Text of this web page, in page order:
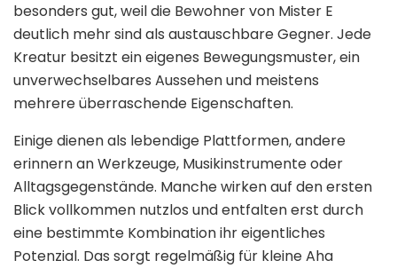
besonders gut, weil die Bewohner von Mister E
deutlich mehr sind als austauschbare Gegner. Jede
Kreatur besitzt ein eigenes Bewegungsmuster, ein
unverwechselbares Aussehen und meistens
mehrere überraschende Eigenschaften.
Einige dienen als lebendige Plattformen, andere
erinnern an Werkzeuge, Musikinstrumente oder
Alltagsgegenstände. Manche wirken auf den ersten
Blick vollkommen nutzlos und entfalten erst durch
eine bestimmte Kombination ihr eigentliches
Potenzial. Das sorgt regelmäßig für kleine Aha